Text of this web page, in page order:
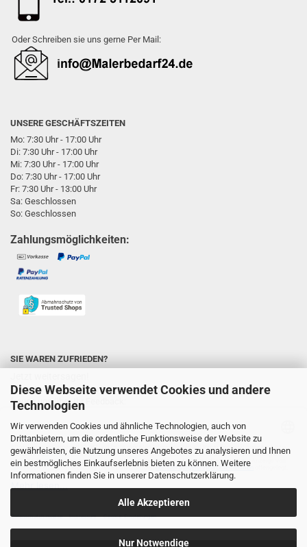
Diese Webseite verwendet Cookies und andere
Technologien
Wir verwenden Cookies und ähnliche Technologien, auch von
Drittanbietern, um die ordentliche Funktionsweise der Website zu
gewährleisten, die Nutzung unseres Angebotes zu analysieren und Ihnen
ein bestmögliches Einkaufserlebnis bieten zu können. Weitere
Informationen finden Sie in unserer Datenschutzerklärung.
Alle Akzeptieren
Nur Notwendige
Oder Schreiben sie uns gerne Per Mail:
UNSERE GESCHÄFTSZEITEN
Mo: 7:30 Uhr - 17:00 Uhr
Di: 7:30 Uhr - 17:00 Uhr
Mi: 7:30 Uhr - 17:00 Uhr
Do: 7:30 Uhr - 17:00 Uhr
Fr: 7:30 Uhr - 13:00 Uhr
Sa: Geschlossen
So: Geschlossen
Zahlungsmöglichkeiten:
SIE WAREN ZUFRIEDEN?
Sie unterstützen uns ungemein und wir
freuen uns über Ihr Feedback: